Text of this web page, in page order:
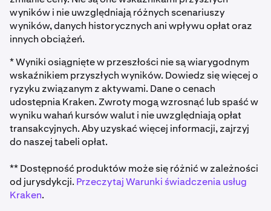
wyników i nie uwzględniają różnych scenariuszy
wyników, danych historycznych ani wpływu opłat oraz
innych obciążeń.
* Wyniki osiągnięte w przeszłości nie są wiarygodnym
wskaźnikiem przyszłych wyników. Dowiedz się więcej o
ryzyku związanym z aktywami. Dane o cenach
udostępnia Kraken. Zwroty mogą wzrosnąć lub spaść w
wyniku wahań kursów walut i nie uwzględniają opłat
transakcyjnych. Aby uzyskać więcej informacji, zajrzyj
do naszej tabeli opłat.
** Dostępność produktów może się różnić w zależności
od jurysdykcji. Przeczytaj Warunki świadczenia usług
Kraken.